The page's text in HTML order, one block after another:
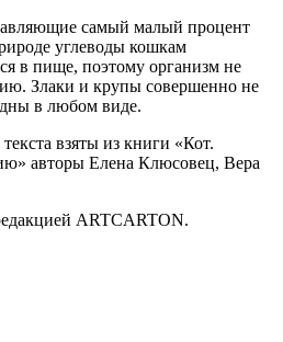
самый малый процент
углеводы кошкам
в пище, поэтому организм не
Злаки и крупы совершенно не
в любом виде.
взяты из книги «Кот.
авторы Елена Клюсовец, Вера
ARTCARTON.